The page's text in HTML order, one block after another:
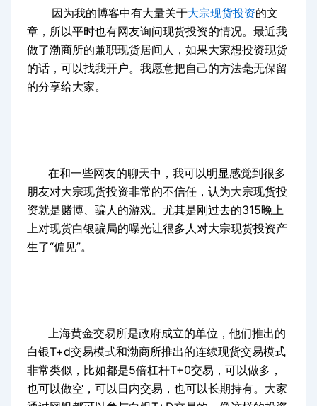
因为我的博客中有大量关于大宗现货投资的文
章，所以平时也有网友询问现货投资的情况。最近我
做了渤商所的兼职现货居间人，如果大家想投资现货
的话，可以找我开户。我愿意把自己的方法毫无保留
的分享给大家。
在和一些网友的聊天中，我可以明显感觉到很多
朋友对大宗现货投资非常的不信任，认为大宗现货投
资就是赌博、骗人的游戏。尤其是刚过去的315晚上
上对现货白银骗局的曝光让很多人对大宗现货投资产
生了“偏见”。
上海黄金交易所是政府成立的单位，他们推出的
白银T+d交易模式和渤商所推出的连续现货交易模式
非常类似，比如都是5倍杠杆T+0交易，可以做多，
也可以做空，可以日内交易，也可以长期持有。大家